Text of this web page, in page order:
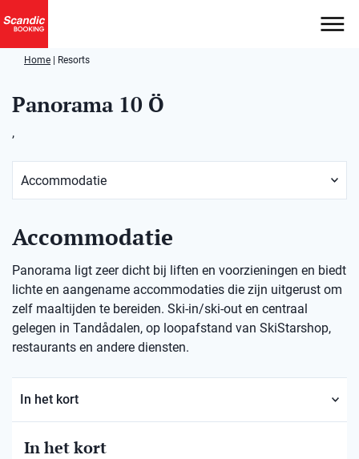
Home Resorts
Panorama 10 Ö
,
Accommodatie
Panorama ligt zeer dicht bij liften en voorzieningen en biedt
lichte en aangename accommodaties die zijn uitgerust om
zelf maaltijden te bereiden. Ski-in/ski-out en centraal
gelegen in Tandådalen, op loopafstand van SkiStarshop,
restaurants en andere diensten.
In het kort
In het kort